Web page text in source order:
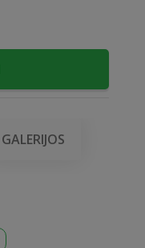
GALERIJOS